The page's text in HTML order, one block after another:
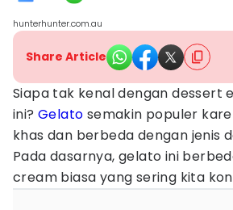
hunterhunter.com.au
Share Article
Siapa tak kenal dengan dessert
ini? Gelato semakin populer
khas dan berbeda dengan jenis
Pada dasarnya, gelato ini
cream biasa yang sering kita